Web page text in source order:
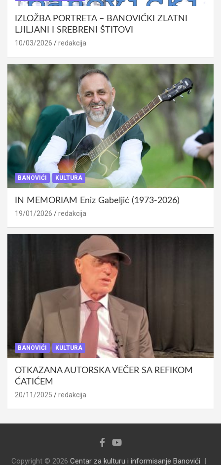
IZLOŽBA PORTRETA – BANOVIĆKI ZLATNI
LJILJANI I SREBRENI ŠTITOVI
10/03/2026 redakcija
BANOVIĆI KULTURA
IN MEMORIAM Eniz Gabeljić (1973-2026)
19/01/2026 redakcija
BANOVIĆI KULTURA
OTKAZANA AUTORSKA VEČER SA REFIKOM
ĆATIĆEM
20/11/2025 redakcija
Copyright © 2026 Centar za kulturu i informisanje Banovići